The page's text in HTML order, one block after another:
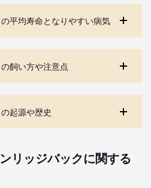
平均寿命となりやすい病気
飼い方や注意点
起源や歴史
リッジバックに関する